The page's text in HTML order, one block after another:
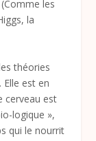
les
la
théories
est en
cerveau est
logique »,
qui le nourrit